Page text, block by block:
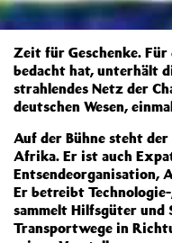
Zeit für Geschenke. Für
bedacht hat, unterhält
strahlendes Netz der
deutschen Wesen,
Auf der Bühne steht
Afrika. Er ist auch
Entsendeorganisation,
Er betreibt
sammelt Hilfsgüter und
Transportwege in